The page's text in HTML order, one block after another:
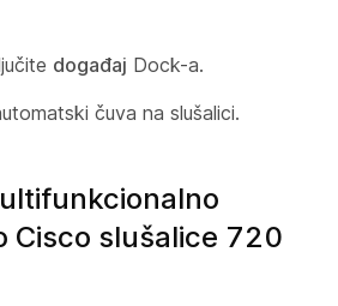
događaj Dock-a.
čuva na slušalici.
Cisco slušalice 720